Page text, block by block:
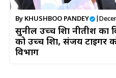
By KHUSHBOO PANDEY
सुनील उच्च शिक्षा नीतीश का
को उच्च शिक्षा, संजय
विभाग